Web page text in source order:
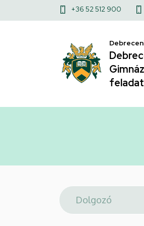
Telefonkönyv
Debreceni
Egyetem
Kossuth
Gimnáziuma
Általános
a
Felső
menü
+36 52 512 900